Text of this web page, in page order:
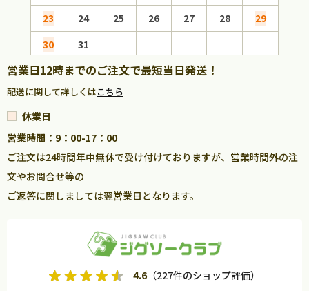
23
24 25 26 27 28
29
30
31
営業日12時までのご注文で最短当日発送！
配送に関して詳しくはこちら
休業日
営業時間：9：00-17：00
ご注文は24時間年中無休で受け付けておりますが、営業時間外の注
文やお問合せ等の
ご返答に関しましては翌営業日となります。
4.6 （227件のショップ評価）